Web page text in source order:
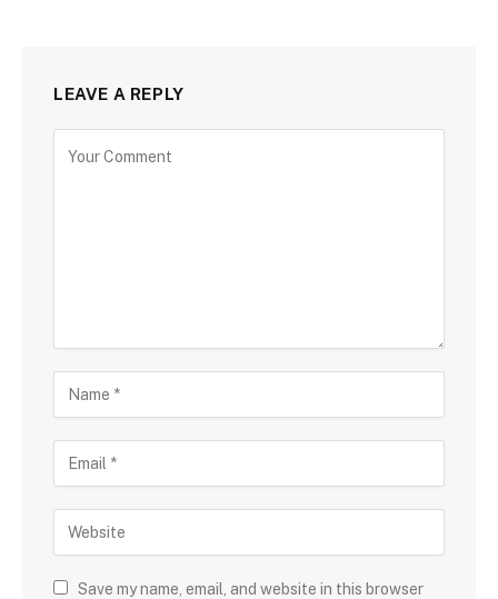
LEAVE A REPLY
Save my name, email, and website in this browser